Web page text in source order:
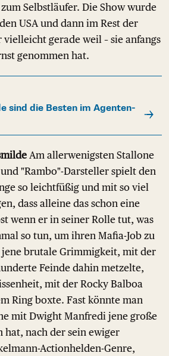
Selbstläufer. Die Show wurde
USA und dann im Rest der
gerade weil – sie anfangs
genommen hat.
sind die Besten im Agenten-
Am allerwenigsten Stallone
"Rambo"-Darsteller spielt den
so leichtfüßig und mit so viel
dass alleine das schon eine
wenn er in seiner Rolle tut, was
so tun, um ihren Mafia-Job zu
brutale Grimmigkeit, mit der
Feinde dahin metzelte,
mit der Rocky Balboa
Ring boxte. Fast könnte man
mit Dwight Manfredi jene große
hat, nach der sein ewiger
Actionhelden-Genre,